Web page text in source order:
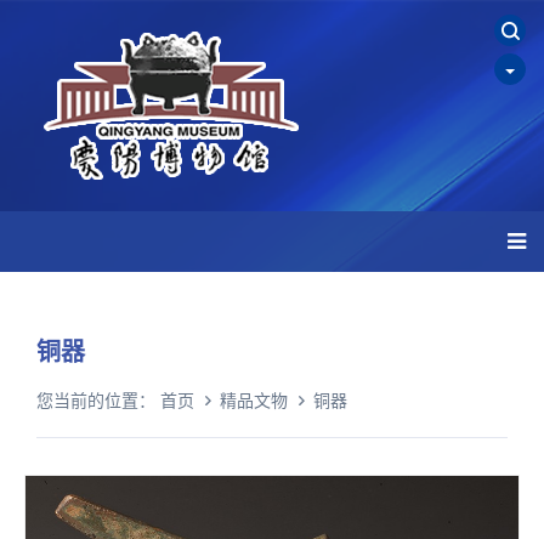
铜器
您当前的位置： 首页 精品文物 铜器